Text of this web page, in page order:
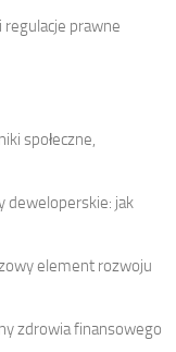
regulacje prawne
społeczne,
deweloperskie: jak
element rozwoju
zdrowia finansowego